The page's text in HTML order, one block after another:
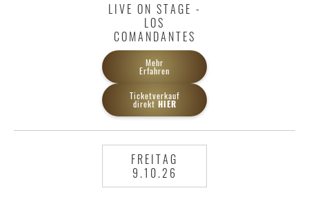
LIVE ON STAGE -
LOS
COMANDANTES
Mehr
Erfahren
Ticketverkauf
direkt HIER
FREITAG
9.10.26